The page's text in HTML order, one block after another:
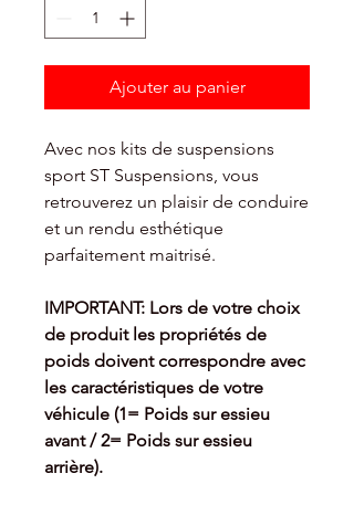
Ajouter au panier
Avec nos kits de suspensions
sport ST Suspensions, vous
retrouverez un plaisir de conduire
et un rendu esthétique
parfaitement maitrisé.
IMPORTANT: Lors de votre choix
de produit les propriétés de
poids doiventcorrespondre avec
les caractéristiques de votre
véhicule (1= Poids sur essieu
avant / 2= Poids sur essieu
arrière).